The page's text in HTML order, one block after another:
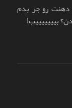
دهنت رو جر بدم
بیییییییب!